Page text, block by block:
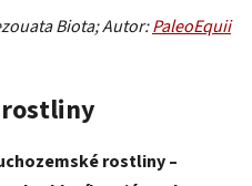
Biota; Autor:PaleoEquii
rostliny
rostliny –